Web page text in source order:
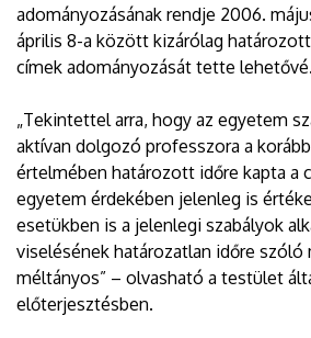
adományozásának rendje 2006.
április 8-a között kizárólag
címek adományozását tette lehetővé.
„Tekintettel arra, hogy az egyetem
aktívan dolgozó professzora a
értelmében határozott időre kapta a
egyetem érdekében jelenleg is
esetükben is a jelenlegi szabályok
viselésének határozatlan időre szóló
méltányos” – olvasható a testület
előterjesztésben.